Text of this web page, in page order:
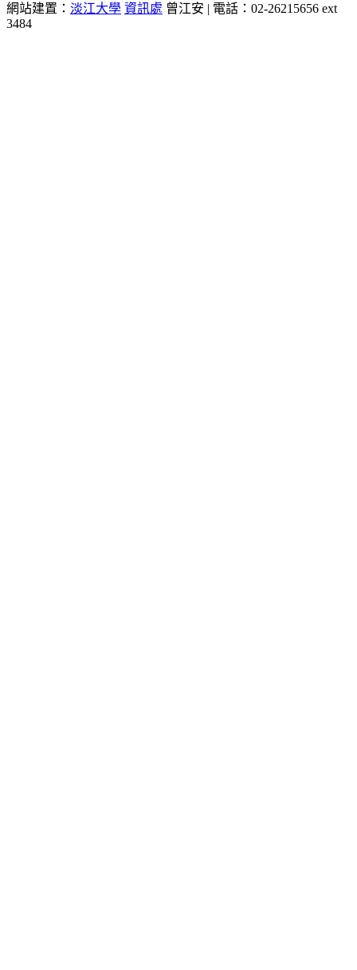
網站建置： 淡江大學 資訊處 曾江安 | 電話：02-26215656 ext
3484